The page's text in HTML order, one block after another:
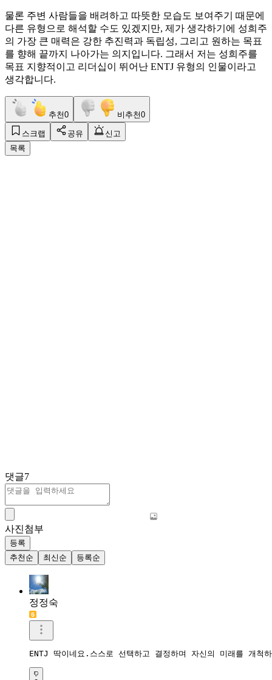
물론 주변 사람들을 배려하고 따뜻한 모습도 보여주기 때문에
다른 유형으로 해석할 수도 있겠지만, 제가 생각하기에 성희주
의 가장 큰 매력은 강한 추진력과 독립성, 그리고 원하는 목표
를 향해 끝까지 나아가는 의지입니다. 그래서 저는 성희주를
목표 지향적이고 리더십이 뛰어난 ENTJ 유형의 인물이라고
생각합니다.
추천0 비추천0
스크랩 공유
신고
목록
댓글7
사진첨부
등록
추천순
최신순 등록순
정정숙
ENTJ 딱이네요.스스로 선택하고 결정하며 자신의 미래를 개